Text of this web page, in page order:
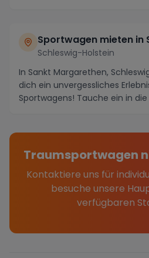
Sportwagen mieten in
Schleswig-Holstein
In Sankt Margarethen,
dich ein unvergessliches
Sportwagens! Tauche ein in
Traumsportwagen
Kontaktiere uns für
besuche unsere
verfügbaren